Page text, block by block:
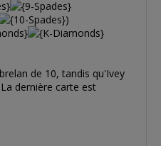
)
de 10, tandis qu'Ivey
dernière carte est